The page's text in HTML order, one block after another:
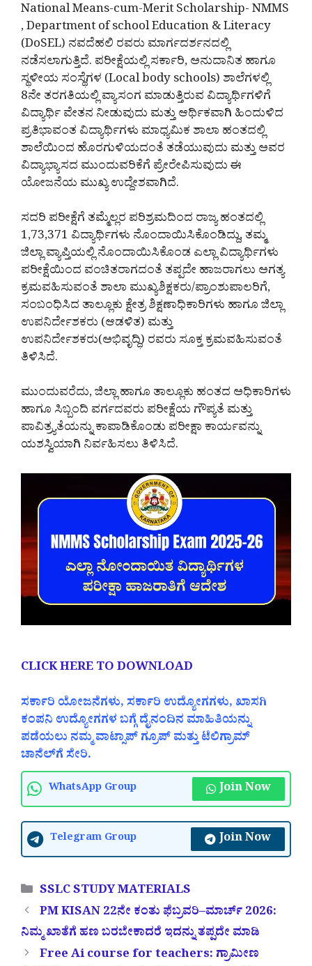
National Means-cum-Merit Scholarship- NMMS
, Department of school Education & Literacy
(DoSEL) ನವದೆಹಲಿ ರವರು ಮಾರ್ಗದರ್ಶನದಲ್ಲಿ
ನಡೆಸಲಾಗುತ್ತಿದೆ. ಪರೀಕ್ಷೆಯಲ್ಲಿ ಸರ್ಕಾರಿ, ಅನುದಾನಿತ ಹಾಗೂ
ಸ್ಥಳೀಯ ಸಂಸ್ಥೆಗಳ (Local body schools) ಶಾಲೆಗಳಲ್ಲಿ
8ನೇ ತರಗತಿಯಲ್ಲಿ ವ್ಯಾಸಂಗ ಮಾಡುತ್ತಿರುವ ವಿದ್ಯಾರ್ಥಿಗಳಿಗೆ
ವಿದ್ಯಾರ್ಥಿ ವೇತನ ನೀಡುವುದು ಮತ್ತು ಆರ್ಥಿಕವಾಗಿ ಹಿಂದುಳಿದ
ಪ್ರತಿಭಾವಂತ ವಿದ್ಯಾರ್ಥಿಗಳು ಮಾಧ್ಯಮಿಕ ಶಾಲಾ ಹಂತದಲ್ಲಿ
ಶಾಲೆಯಿಂದ ಹೊರಗುಳಿಯದಂತೆ ತಡೆಯುವುದು ಮತ್ತು ಅವರ
ವಿದ್ಯಾಭ್ಯಾಸದ ಮುಂದುವರಿಕೆಗೆ ಪ್ರೇರೇಪಿಸುವುದು ಈ
ಯೋಜನೆಯ ಮುಖ್ಯ ಉದ್ದೇಶವಾಗಿದೆ.
ಸದರಿ ಪರೀಕ್ಷೆಗೆ ತಮ್ಮೆಲ್ಲರ ಪರಿಶ್ರಮದಿಂದ ರಾಜ್ಯ ಹಂತದಲ್ಲಿ
1,73,371 ವಿದ್ಯಾರ್ಥಿಗಳು ನೊಂದಾಯಿಸಿಕೊಂಡಿದ್ದು, ತಮ್ಮ
ಜಿಲ್ಲಾ ವ್ಯಾಪ್ತಿಯಲ್ಲಿ ನೊಂದಾಯಿಸಿಕೊಂಡ ಎಲ್ಲಾ ವಿದ್ಯಾರ್ಥಿಗಳು
ಪರೀಕ್ಷೆಯಿಂದ ವಂಚಿತರಾಗದಂತೆ ತಪ್ಪದೇ ಹಾಜರಾಗಲು ಅಗತ್ಯ
ಕ್ರಮವಹಿಸುವಂತೆ ಶಾಲಾ ಮುಖ್ಯಶಿಕ್ಷಕರು/ಪ್ರಾಂಶುಪಾಲರಿಗೆ,
ಸಂಬಂಧಿಸಿದ ತಾಲ್ಲೂಕು ಕ್ಷೇತ್ರ ಶಿಕ್ಷಣಾಧಿಕಾರಿಗಳು ಹಾಗೂ ಜಿಲ್ಲಾ
ಉಪನಿರ್ದೇಶಕರು (ಆಡಳಿತ) ಮತ್ತು
ಉಪನಿರ್ದೇಶಕರು(ಅಭಿವೃದ್ಧಿ) ರವರು ಸೂಕ್ತ ಕ್ರಮವಹಿಸುವಂತೆ
ತಿಳಿಸಿದೆ.
ಮುಂದುವರೆದು, ಜಿಲ್ಲಾ ಹಾಗೂ ತಾಲ್ಲೂಕು ಹಂತದ ಅಧಿಕಾರಿಗಳು
ಹಾಗೂ ಸಿಬ್ಬಂದಿ ವರ್ಗದವರು ಪರೀಕ್ಷೆಯ ಗೌಪ್ಯತೆ ಮತ್ತು
ಪಾವಿತ್ರ್ಯತೆಯನ್ನು ಕಾಪಾಡಿಕೊಂಡು ಪರೀಕ್ಷಾ ಕಾರ್ಯವನ್ನು
ಯಶಸ್ವಿಯಾಗಿ ನಿರ್ವಹಿಸಲು ತಿಳಿಸಿದೆ.
CLICK HERE TO DOWNLOAD
ಸರ್ಕಾರಿ ಯೋಜನೆಗಳು, ಸರ್ಕಾರಿ ಉದ್ಯೋಗಗಳು, ಖಾಸಗಿ
ಕಂಪನಿ ಉದ್ಯೋಗಗಳ ಬಗ್ಗೆ ದೈನಂದಿನ ಮಾಹಿತಿಯನ್ನು
ಪಡೆಯಲು ನಮ್ಮ ವಾಟ್ಸಾಪ್ ಗ್ರೂಪ್ ಮತ್ತು ಟೆಲಿಗ್ರಾಮ್
ಚಾನೆಲ್‌ಗೆ ಸೇರಿ.
WhatsApp Group Join Now
Telegram Group Join Now
Categories
SSLC STUDY MATERIALS
PM KISAN 22ನೇ ಕಂತು ಫೆಬ್ರವರಿ–ಮಾರ್ಚ್ 2026:
ನಿಮ್ಮ ಖಾತೆಗೆ ಹಣ ಬರಬೇಕಾದರೆ ಇದನ್ನು ತಪ್ಪದೇ ಮಾಡಿ
Free Ai course for teachers: ಗ್ರಾಮೀಣ